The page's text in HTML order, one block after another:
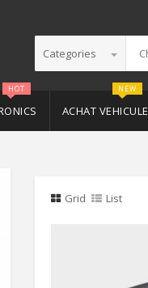
Categories
HOT
ACHAT VEHICULE
NEW
Grid List